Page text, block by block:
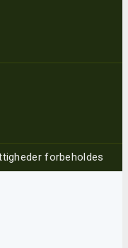
forbeholdes